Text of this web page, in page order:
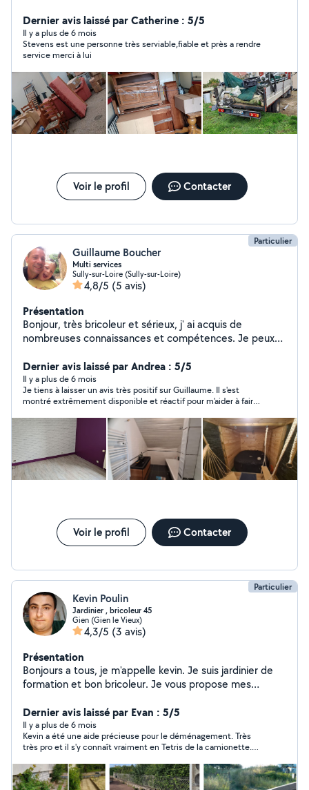
déchet vert Déchetterie si tou est trié pour la
déchetterie Nettoyage terrasse Nettoyage intérieur
/peinture etc Désencombrement Location 20m3 Du
lundi au vendredi 24/24 Et week-end samedi /
dimanches 24/24 Au meilleur service qualité prix A
bientôt
Dernier avis laissé par Catherine : 5/5
Il y a plus de 6 mois
Stevens est une personne très serviable,fiable et près a rendre
service merci à lui
Voir le profil Contacter
Particulier
Guillaume Boucher
Multi services
Sully-sur-Loire (Sully-sur-Loire)
4,8/5 (5 avis)
Présentation
Bonjour, très bricoleur et sérieux, j' ai acquis de
nombreuses connaissances et compétences. Je peux
électricité, plomberie, déco, jardin, et de nombreux
petits travaux.) N'hésitez pas à me contacter pour
réaliser un devis!
Dernier avis laissé par Andrea : 5/5
Il y a plus de 6 mois
Je tiens à laisser un avis très positif sur Guillaume. Il s'est
montré extrêmement disponible et réactif pour m'aider à faire
voisin très aimable et toujours prêt à rendre service. Je referais
appel à ses services ! Merci encore, Guillaume
Voir le profil Contacter
Particulier
Kevin Poulin
Jardinier , bricoleur 45
Gien (Gien le Vieux)
4,3/5 (3 avis)
Présentation
Bonjours a tous, je m'appelle kevin. Je suis jardinier de
formation et bon bricoleur. Je vous propose mes
votre jardin . Mes prestations sont : Taille de haie Taille
d'arbuste Tonte Debroussaillage Désherbage Plantation
Montage de meuble Petite tache de plomberie (
remplacement de siphon ). Petite de serrurerie ( pose
et / ou remplacement de canon de porte, serrure). Aide
au déménagement ( chargement et déchargement ).
Dernier avis laissé par Evan : 5/5
Il y a plus de 6 mois
Kevin a été une aide précieuse pour le déménagement. Très
très pro et il s'y connaît vraiment en Tetris de la camionette.